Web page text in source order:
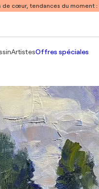
de cœur, tendances du moment :
ArtistesOffres spéciales